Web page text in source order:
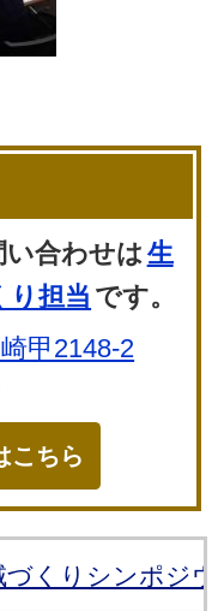
合わせは 生
り担当 です。
甲2148-2
こちら
づくりシンポジ